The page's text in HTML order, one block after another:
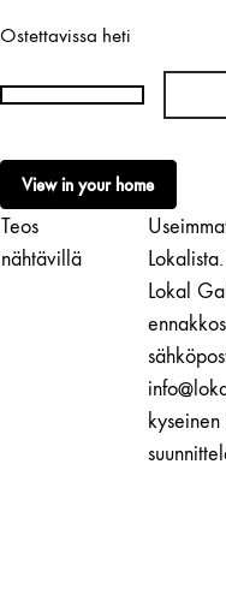
Ostettavissa heti
Jenni
|
Ystävät
määrä
View in your home
Teos
nähtävillä
Lokal